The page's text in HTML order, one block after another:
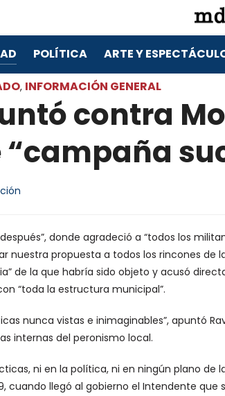
POLÍTICA ARTE Y
, INFORMACIÓN GENERAL
contra
“campaña
donde agradeció a “todos los
nuestra propuesta a todos los rincones de la
de la que habría sido objeto y acusó
“toda la estructura municipal”.
nunca vistas e inimaginables”, apuntó
internas del peronismo local.
ni en la política, ni en ningún plano de
cuando llegó al gobierno el Intendente que